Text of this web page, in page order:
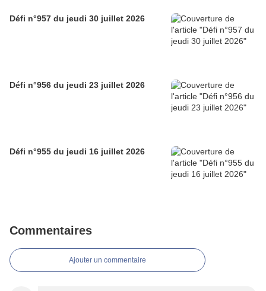
Défi n°957 du jeudi 30 juillet 2026
Défi n°956 du jeudi 23 juillet 2026
Défi n°955 du jeudi 16 juillet 2026
Commentaires
Ajouter un commentaire